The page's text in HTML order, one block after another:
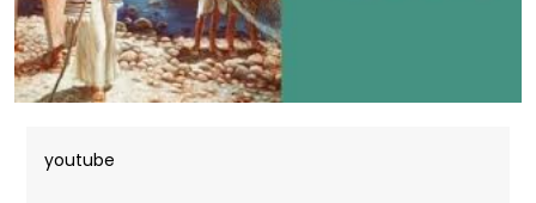
youtube